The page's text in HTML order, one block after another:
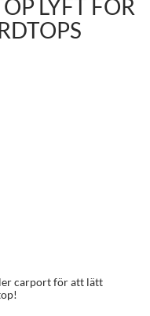
LYFT FÖR
carport för att lätt